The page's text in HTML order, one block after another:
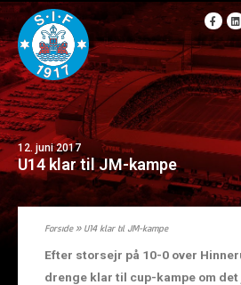
12. juni 2017
U14 klar til JM-kampe
Forside» U14 klar til JM-kampe
Efter storsejr på 10-0 over
drenge klar til cup-kampe om